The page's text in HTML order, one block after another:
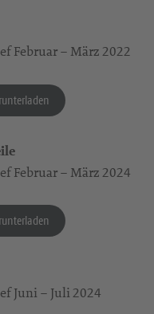
Februar – März 2022
Februar – März 2024
Juni – Juli 2024